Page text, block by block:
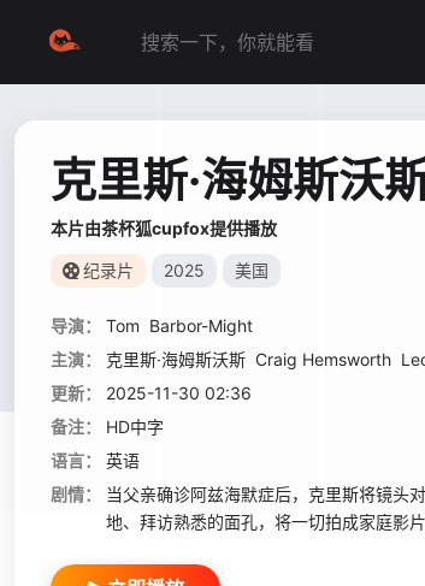
克里斯·海姆斯沃
本片由茶杯狐cupfox提供播放
纪录片 2025 美国
导演： Tom Barbor-Might
主演：
克里斯·海姆斯沃斯 Craig Hemsworth
更新：
2025-11-30 02:36
备注：
HD中字
语言：
英语
剧情：
当父亲确诊阿兹海默症后，克里斯将镜头
地、拜访熟悉的面孔，将一切拍成家庭影